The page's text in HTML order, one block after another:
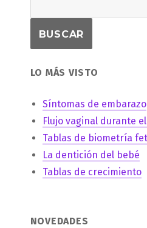
LO MÁS VISTO
Síntomas de embarazo
Flujo vaginal durante
Tablas de biometría
La dentición del bebé
Tablas de crecimiento
NOVEDADES